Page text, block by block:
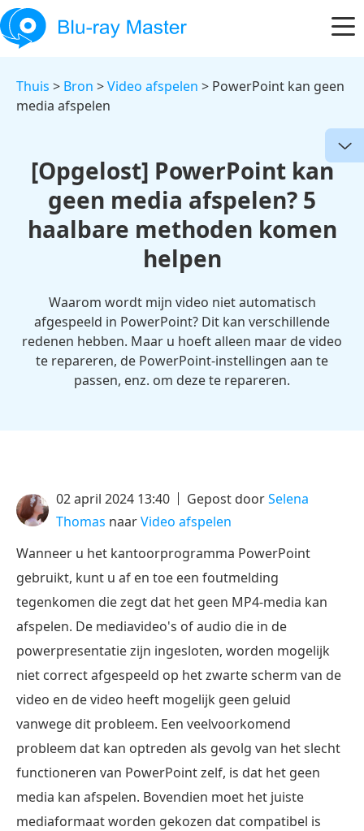
Thuis > Bron >Video afspelen > PowerPoint kan geen
media afspelen
[Opgelost] PowerPoint kan
geen media afspelen? 5
haalbare methoden komen
helpen
Waarom wordt mijn video niet automatisch
afgespeeld in PowerPoint? Dit kan verschillende
redenen hebben. Maar u hoeft alleen maar de video
te repareren, de PowerPoint-instellingen aan te
passen, enz. om deze te repareren.
02 april 2024 13:40 Gepost doorSelena
Thomas naarVideo afspelen
Wanneer u het kantoorprogramma PowerPoint
gebruikt, kunt u af en toe een foutmelding
tegenkomen die zegt dat het geen MP4-media kan
afspelen. De mediavideo's of audio die in de
powerpresentatie zijn ingesloten, worden mogelijk
niet correct afgespeeld op het zwarte scherm van de
video en de video heeft mogelijk geen geluid
vanwege dit probleem. Een veelvoorkomend
probleem dat kan optreden als gevolg van het slecht
functioneren van PowerPoint zelf, is dat het geen
media kan afspelen. Bovendien moet het juiste
mediaformaat worden gekozen dat compatibel is